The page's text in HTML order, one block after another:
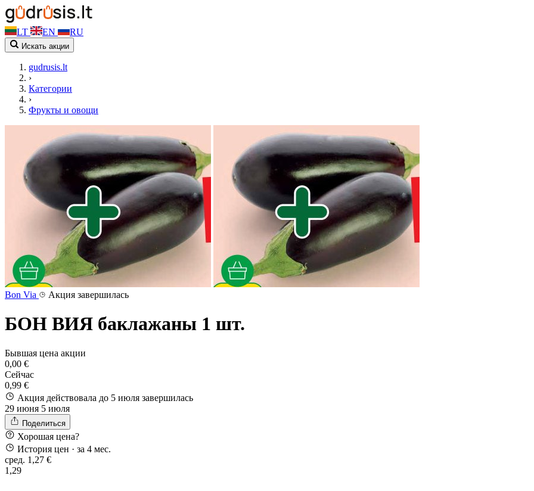
LT EN RU
Искать акции
gudrusis.lt
›
Категории
›
Фрукты и овощи
Bon Via Акция завершилась
БОН ВИЯ баклажаны 1 шт.
Бывшая цена акции
0,00 €
Сейчас
0,99 €
Акция действовала до 5 июля завершилась
29 июня 5 июля
Поделиться
Хорошая цена?
История цен · за 4 мес.
сред. 1,27 €
1,29